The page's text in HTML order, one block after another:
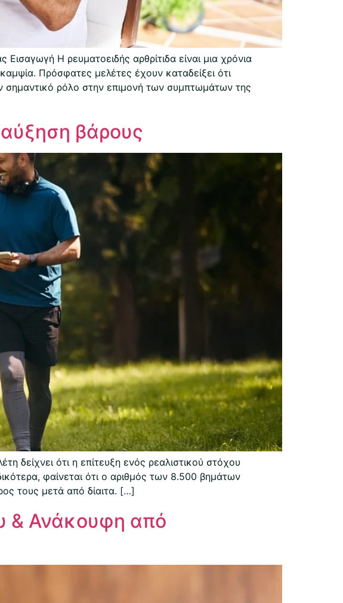
Η ρευματοειδής αρθρίτιδα είναι μια χρόνια
Πρόσφατες μελέτες έχουν καταδείξει ότι
σημαντικό ρόλο στην επιμονή των συμπτωμάτων της
βάρους
δείχνει ότι η επίτευξη ενός ρεαλιστικού στόχου
φαίνεται ότι ο αριθμός των 8.500 βημάτων
τους μετά από δίαιτα. […]
& Ανάκουφη από